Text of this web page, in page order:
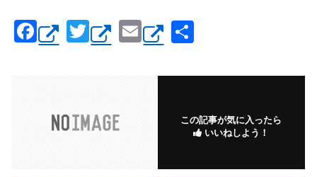
F
a
T
wi
E
m
ail
この記事が気に入ったら
いいねしよう！